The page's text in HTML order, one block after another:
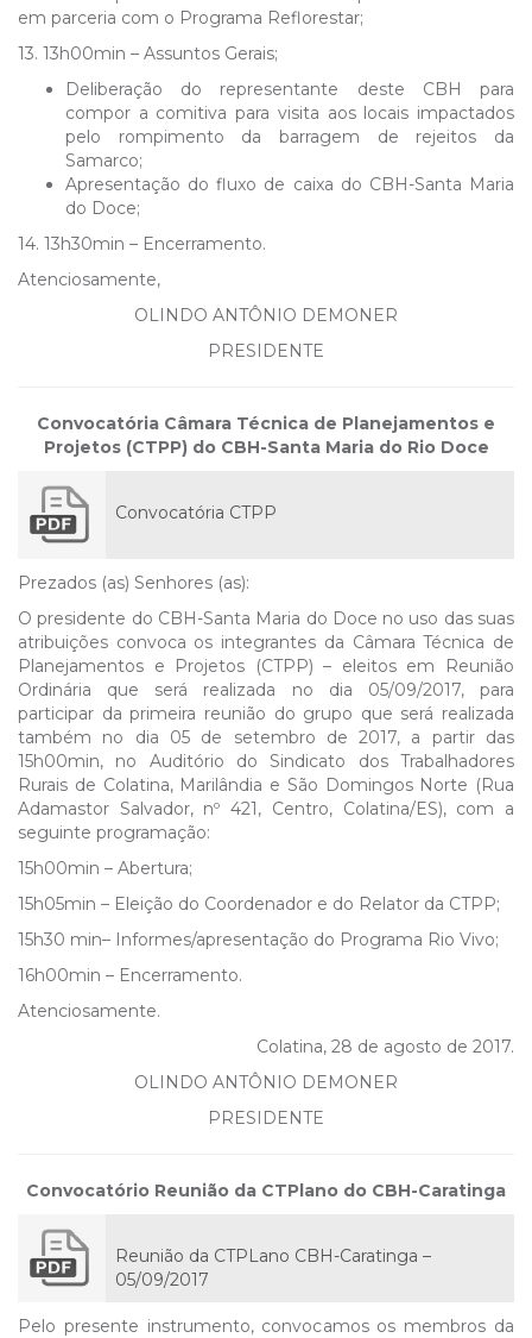
em parceria com o Programa Reflorestar;
13. 13h00min – Assuntos Gerais;
Deliberação do representante deste CBH para
compor a comitiva para visita aos locais impactados
pelo rompimento da barragem de rejeitos da
Samarco;
Apresentação do fluxo de caixa do CBH-Santa Maria
do Doce;
14. 13h30min – Encerramento.
Atenciosamente,
OLINDO ANTÔNIO DEMONER
PRESIDENTE
Convocatória Câmara Técnica de Planejamentos e
Projetos (CTPP) do CBH-Santa Maria do Rio Doce
Convocatória CTPP
Prezados (as) Senhores (as):
O presidente do CBH-Santa Maria do Doce no uso das suas
atribuições convoca os integrantes da Câmara Técnica de
Planejamentos e Projetos (CTPP) – eleitos em Reunião
Ordinária que será realizada no dia 05/09/2017, para
participar da primeira reunião do grupo que será realizada
também no dia 05 de setembro de 2017, a partir das
15h00min, no Auditório do Sindicato dos Trabalhadores
Rurais de Colatina, Marilândia e São Domingos Norte (Rua
Adamastor Salvador, nº 421, Centro, Colatina/ES), com a
seguinte programação:
15h00min – Abertura;
15h05min – Eleição do Coordenador e do Relator da CTPP;
15h30 min– Informes/apresentação do Programa Rio Vivo;
16h00min – Encerramento.
Atenciosamente.
Colatina, 28 de agosto de 2017.
OLINDO ANTÔNIO DEMONER
PRESIDENTE
Convocatório Reunião da CTPlano do CBH-Caratinga
Reunião da CTPLano CBH-Caratinga –
05/09/2017
Pelo presente instrumento, convocamos os membros da